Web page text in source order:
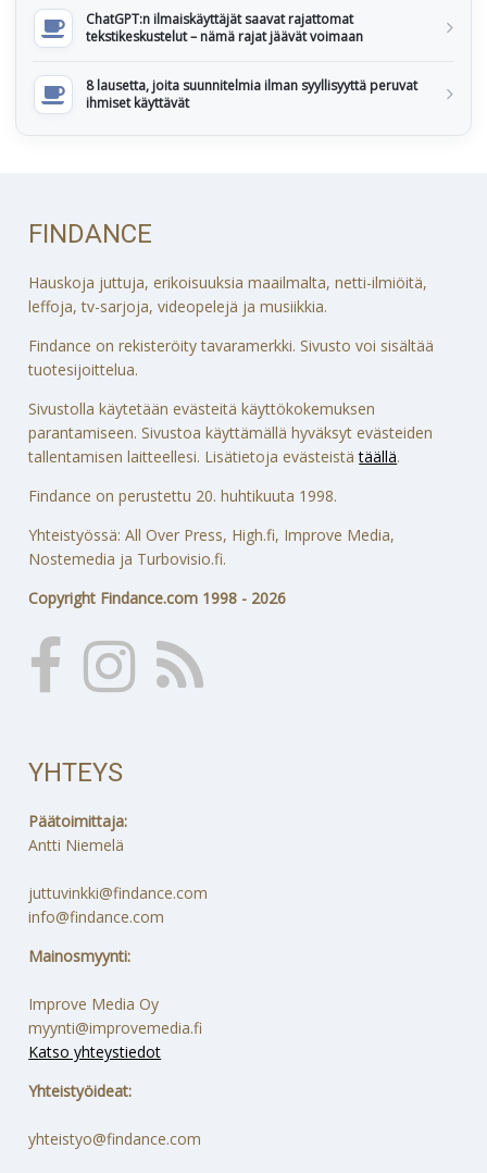
ChatGPT:n ilmaiskäyttäjät saavat rajattomat
tekstikeskustelut – nämä rajat jäävät voimaan
8 lausetta, joita suunnitelmia ilman syyllisyyttä peruvat
ihmiset käyttävät
FINDANCE
Hauskoja juttuja, erikoisuuksia maailmalta, netti-ilmiöitä,
leffoja, tv-sarjoja, videopelejä ja musiikkia.
Findance on rekisteröity tavaramerkki. Sivusto voi sisältää
tuotesijoittelua.
Sivustolla käytetään evästeitä käyttökokemuksen
parantamiseen. Sivustoa käyttämällä hyväksyt evästeiden
tallentamisen laitteellesi. Lisätietoja evästeistätäällä.
Findance on perustettu 20. huhtikuuta 1998.
Yhteistyössä: All Over Press, High.fi, Improve Media,
Nostemedia ja Turbovisio.fi.
Copyright Findance.com 1998 - 2026
YHTEYS
Päätoimittaja:
Antti Niemelä
juttuvinkki@findance.com
info@findance.com
Mainosmyynti:
Improve Media Oy
myynti@improvemedia.fi
Katso yhteystiedot
Yhteistyöideat:
yhteistyo@findance.com